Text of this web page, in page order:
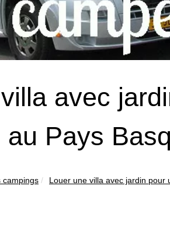
avec
au Pays
campings Louer une villa avec jardin pour